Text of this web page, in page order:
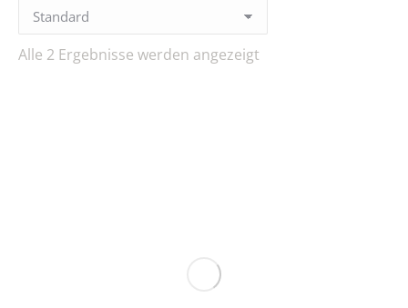
Alle 2 Ergebnisse werden angezeigt